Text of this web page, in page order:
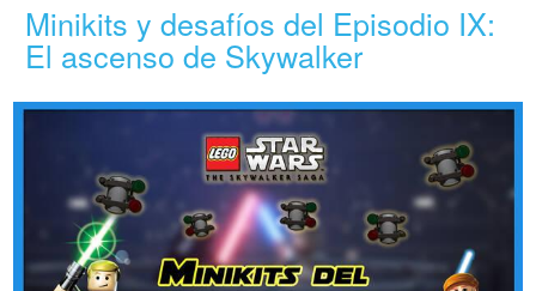
Minikits y desafíos del Episodio IX:
El ascenso de Skywalker